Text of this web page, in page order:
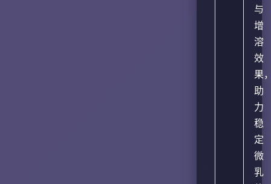
与
增
溶
效
果
助
力
稳
定
微
乳